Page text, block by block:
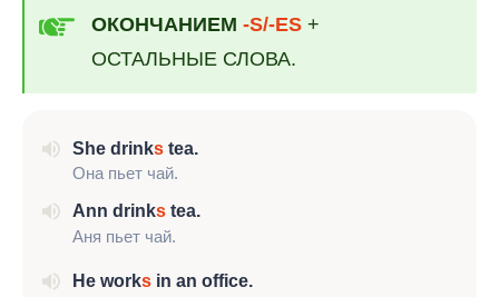
ОКОНЧАНИЕМ -S/-ES +
ОСТАЛЬНЫЕ СЛОВА.
She drinks tea.
Она пьет чай.
Ann drinks tea.
Аня пьет чай.
Не works in an office.